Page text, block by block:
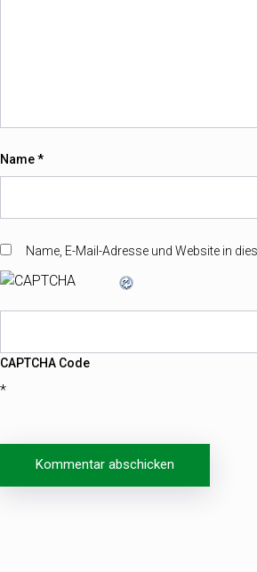
Name*
Name, E-Mail-Adresse und Website in
CAPTCHA Code
*